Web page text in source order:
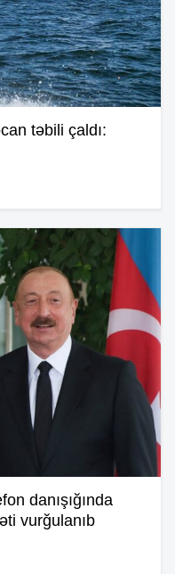
təbili çaldı:
danışığında
vurğulanıb